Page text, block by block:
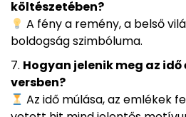
költészetében?
A fény a remény, a belső
boldogság szimbóluma.
Hogyan jelenik meg az idő
versben?
Az idő múlása, az emlékek